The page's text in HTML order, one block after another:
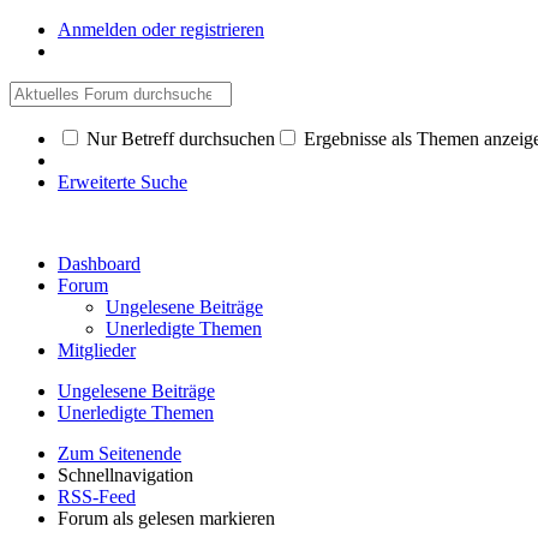
Anmelden oder registrieren
Nur Betreff durchsuchen Ergebnisse als Themen
Erweiterte Suche
Dashboard
Forum
Ungelesene Beiträge
Unerledigte Themen
Mitglieder
Ungelesene Beiträge
Unerledigte Themen
Zum Seitenende
Schnellnavigation
RSS-Feed
Forum als gelesen markieren